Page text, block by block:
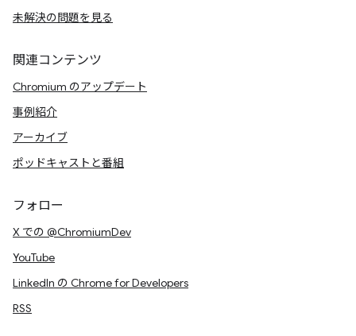
未解決の問題を見る
関連コンテンツ
Chromium のアップデート
事例紹介
アーカイブ
ポッドキャストと番組
フォロー
X での @ChromiumDev
YouTube
LinkedIn の Chrome for Developers
RSS